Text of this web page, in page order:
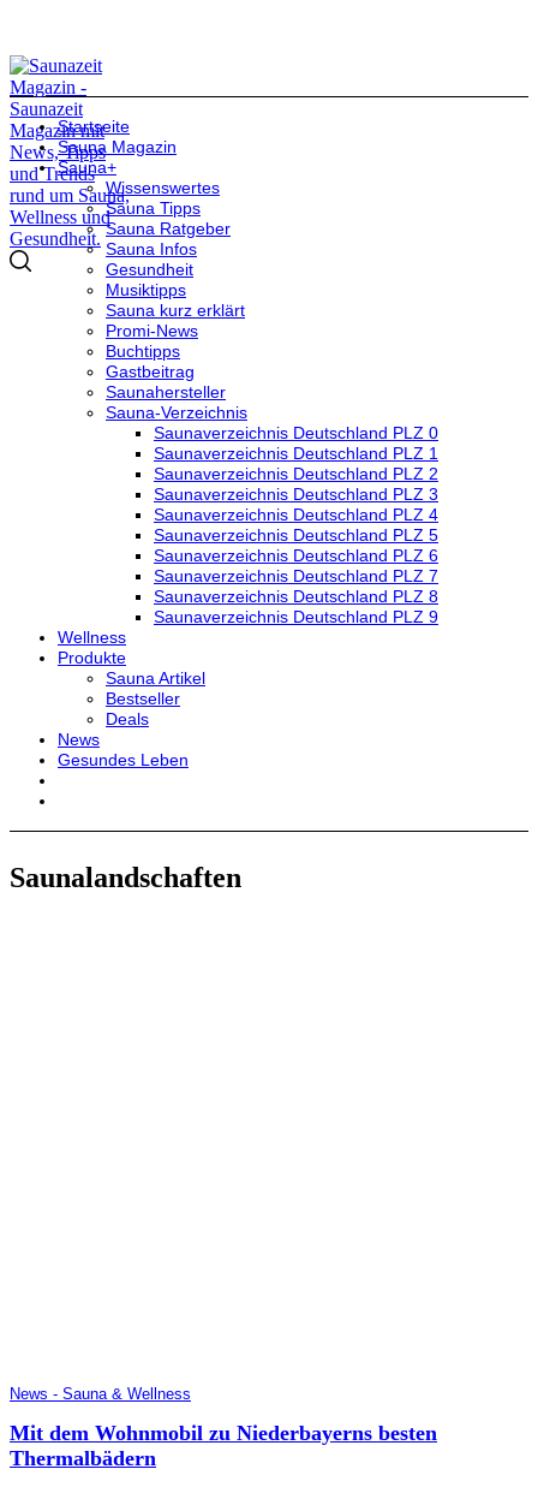
Startseite
Sauna Magazin
Sauna+
Wissenswertes
Sauna Tipps
Sauna Ratgeber
Sauna Infos
Gesundheit
Musiktipps
Sauna kurz erklärt
Promi-News
Buchtipps
Gastbeitrag
Saunahersteller
Sauna-Verzeichnis
Saunaverzeichnis Deutschland PLZ 0
Saunaverzeichnis Deutschland PLZ 1
Saunaverzeichnis Deutschland PLZ 2
Saunaverzeichnis Deutschland PLZ 3
Saunaverzeichnis Deutschland PLZ 4
Saunaverzeichnis Deutschland PLZ 5
Saunaverzeichnis Deutschland PLZ 6
Saunaverzeichnis Deutschland PLZ 7
Saunaverzeichnis Deutschland PLZ 8
Saunaverzeichnis Deutschland PLZ 9
Wellness
Produkte
Sauna Artikel
Bestseller
Deals
News
Gesundes Leben
Saunalandschaften
News - Sauna & Wellness
Mit dem Wohnmobil zu Niederbayerns besten
Thermalbädern